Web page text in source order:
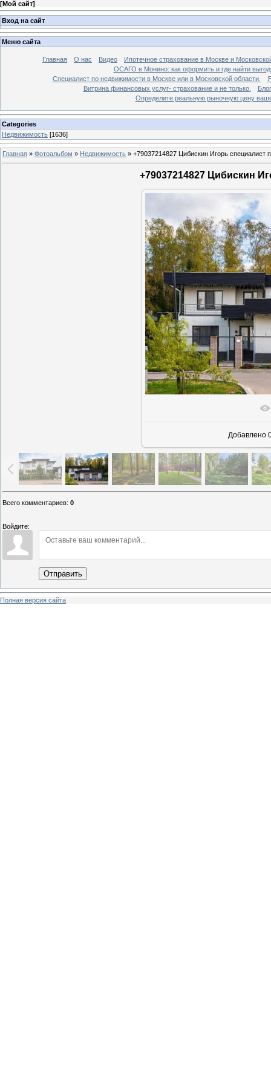
[Мой сайт]
Вход на сайт
Меню сайта
Главная О нас Видео
Ипотечное страхование в Москве и
ОСАГО в Монино: как оформить и где найти
Специалист по недвижимости в Москве или в Московской области.
Витрина финансовых услуг- страхование и не только.
Блог
Определите реальную рыночную цену
Categories
Недвижимость [1636]
Главная » Фотоальбом » Недвижимость » +79037214827 Цибискин Игорь специалист
+79037214827 Цибискин
В
Добавлено
Всего комментариев: 0
Войдите:
Отправить
Полная версия сайта